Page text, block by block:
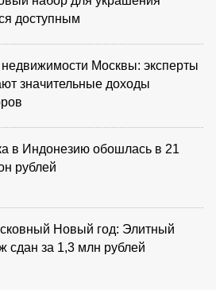
доступным
Москвы: эксперты
значительные доходы
в Индонезию обошлась в 21
рублей
Новый год: Элитный
сдан за 1,3 млн рублей